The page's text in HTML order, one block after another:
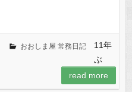
おおしま屋 常務日記
11年
ぶ
read more